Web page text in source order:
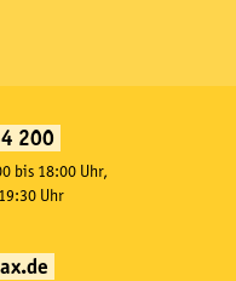
200
bis 18:00 Uhr,
Uhr